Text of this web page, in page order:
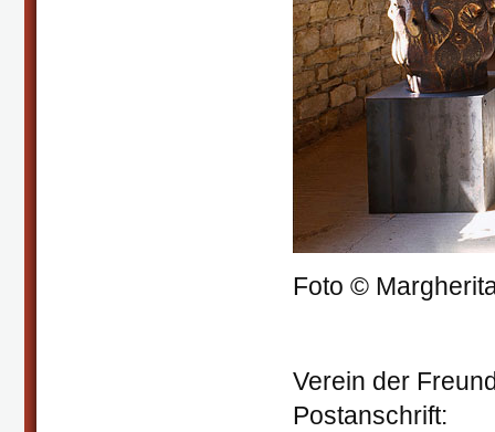
Foto ©
Verein der
Postanschrift: